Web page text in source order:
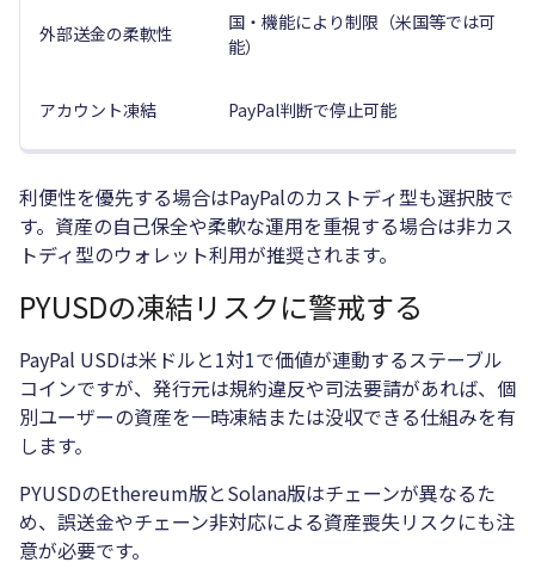
外部送金の柔軟性
国・機能により制限（米国等では可
能）
アカウント凍結 PayPal判断で停止可能
利便性を優先する場合はPayPalのカストディ型も選択肢で
す。資産の自己保全や柔軟な運用を重視する場合は非カス
トディ型のウォレット利用が推奨されます。
PYUSDの凍結リスクに警戒する
PayPal USDは米ドルと1対1で価値が連動するステーブル
コインですが、発行元は規約違反や司法要請があれば、個
別ユーザーの資産を一時凍結または没収できる仕組みを有
します。
PYUSDのEthereum版とSolana版はチェーンが異なるた
め、誤送金やチェーン非対応による資産喪失リスクにも注
意が必要です。